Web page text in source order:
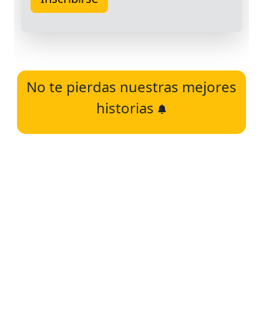
No te pierdas nuestras mejores
historias